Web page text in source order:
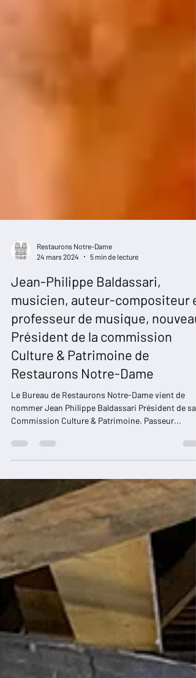
Restaurons Notre-Dame
24 mars 2024
5 min de lecture
Jean-Philippe Baldassari,
musicien, auteur-compositeur et
professeur de musique, nouveau
Président de la commission
Culture & Patrimoine de
Restaurons Notre-Dame
nommer Jean Philippe Baldassari Président de sa
Commission Culture & Patrimoine. Passeur...